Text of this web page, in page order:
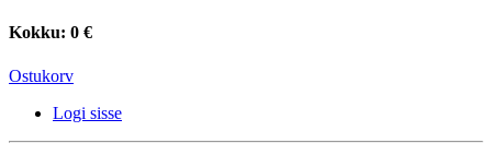
Kokku: 0 €
Ostukorv
Logi sisse